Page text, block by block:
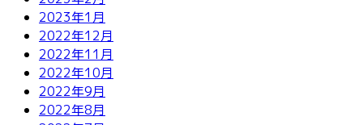
2023年1月
2022年12月
2022年11月
2022年10月
2022年9月
2022年8月